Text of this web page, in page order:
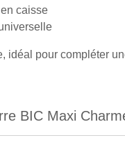
caisse
idéal pour compléter
BIC Maxi